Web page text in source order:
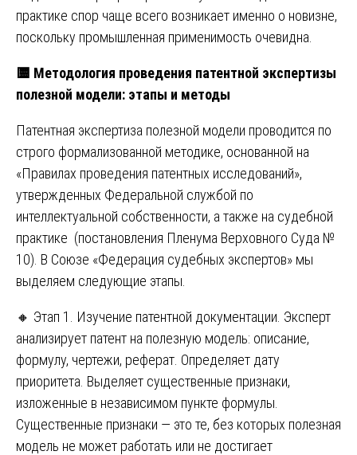
практике спор чаще всего возникает именно о новизне,
поскольку промышленная применимость очевидна.
🟨 Методология проведения патентной экспертизы
полезной модели: этапы и методы
Патентная экспертиза полезной модели проводится по
строго формализованной методике, основанной на
«Правилах проведения патентных исследований»,
утвержденных Федеральной службой по
интеллектуальной собственности, а также на судебной
практике (постановления Пленума Верховного Суда №
10). В Союзе «Федерация судебных экспертов» мы
выделяем следующие этапы.
🔸 Этап 1. Изучение патентной документации. Эксперт
анализирует патент на полезную модель: описание,
формулу, чертежи, реферат. Определяет дату
приоритета. Выделяет существенные признаки,
изложенные в независимом пункте формулы.
Существенные признаки — это те, без которых полезная
модель не может работать или не достигает